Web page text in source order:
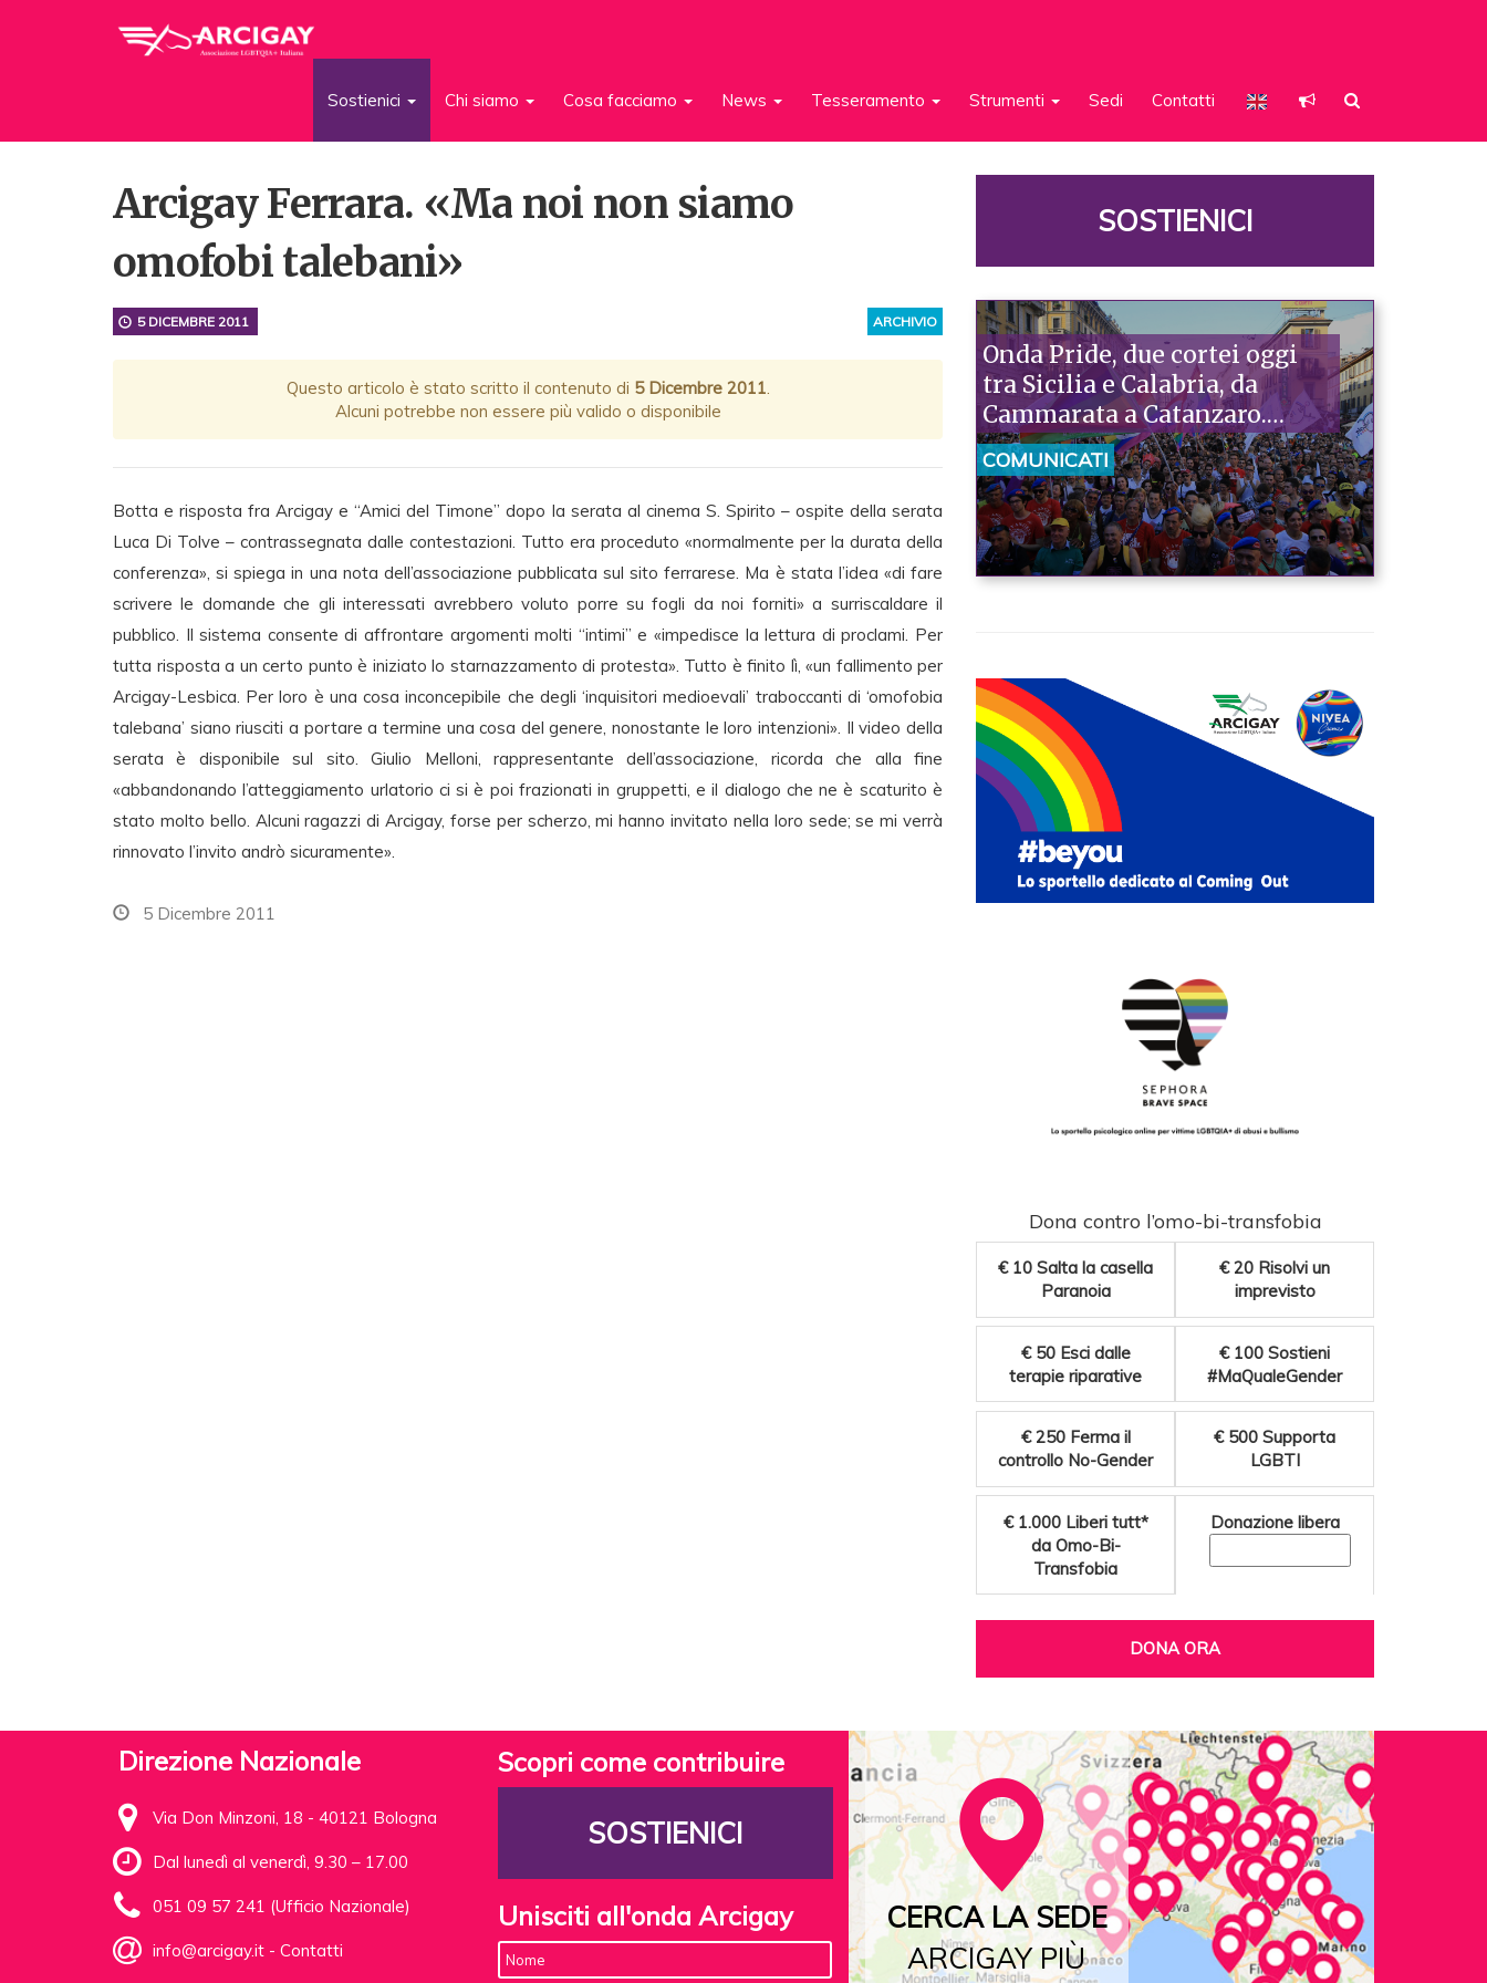
Sostienici Chi siamo Cosa facciamo News Tesseramento Strumenti Sedi Contatti
Arcigay Ferrara. «Ma noi non siamo
omofobi talebani»
ARCHIVIO
5 DICEMBRE 2011
Questo articolo è stato scritto il contenuto di 5 Dicembre 2011.
Alcuni potrebbe non essere più valido o disponibile
Botta e risposta fra Arcigay e “Amici del Timone” dopo la serata al cinema S. Spirito – ospite della serata
Luca Di Tolve – contrassegnata dalle contestazioni. Tutto era proceduto «normalmente per la durata della
conferenza», si spiega in una nota dell’associazione pubblicata sul sito ferrarese. Ma è stata l’idea «di fare
scrivere le domande che gli interessati avrebbero voluto porre su fogli da noi forniti» a surriscaldare il
pubblico. Il sistema consente di affrontare argomenti molti “intimi” e «impedisce la lettura di proclami. Per
tutta risposta a un certo punto è iniziato lo starnazzamento di protesta». Tutto è finito lì, «un fallimento per
Arcigay-Lesbica. Per loro è una cosa inconcepibile che degli ‘inquisitori medioevali’ traboccanti di ‘omofobia
talebana’ siano riusciti a portare a termine una cosa del genere, nonostante le loro intenzioni». Il video della
serata è disponibile sul sito. Giulio Melloni, rappresentante dell’associazione, ricorda che alla fine
«abbandonando l’atteggiamento urlatorio ci si è poi frazionati in gruppetti, e il dialogo che ne è scaturito è
stato molto bello. Alcuni ragazzi di Arcigay, forse per scherzo, mi hanno invitato nella loro sede; se mi verrà
rinnovato l’invito andrò sicuramente».
5 Dicembre 2011
SOSTIENICI
Onda Pride, due cortei oggi
tra Sicilia e Calabria, da
Cammarata a Catanzaro.
Piazzoni: «Raccontano la
nostra ostinazione»
COMUNICATI
Dona contro l’omo-bi-transfobia
€ 10 Salta la casella
Paranoia
€ 20 Risolvi un
imprevisto
€ 50 Esci dalle
terapie riparative
€ 100 Sostieni
#MaQualeGender
€ 250 Ferma il
controllo No-Gender
€ 500 Supporta
LGBTI
€ 1.000 Liberi tutt*
da Omo-Bi-
Transfobia
Donazione libera
DONA ORA
Direzione Nazionale
Via Don Minzoni, 18 - 40121 Bologna
Dal lunedì al venerdì, 9.30 – 17.00
051 09 57 241 (Ufficio Nazionale)
info@arcigay.it - Contatti
Scopri come contribuire
SOSTIENICI
Unisciti all'onda Arcigay
CERCA LA SEDE
ARCIGAY PIÙ